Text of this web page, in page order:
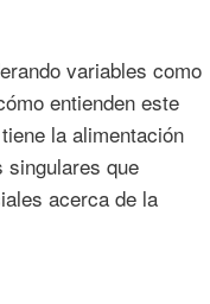
variables como
entienden este
la alimentación
singulares que
acerca de la